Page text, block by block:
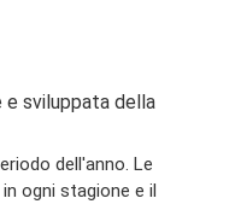
e sviluppata della
dell'anno. Le
ogni stagione e il